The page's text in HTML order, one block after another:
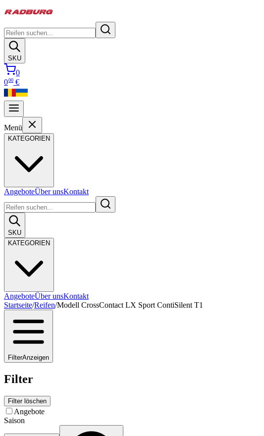
SKU
0
000 €
Menü
KATEGORIEN
AngeboteÜber unsKontakt
SKU
KATEGORIEN
AngeboteÜber unsKontakt
Startseite/Reifen/Modell CrossContact LX Sport ContiSilent T1
FilterAnzeigen
Filter
Filter löschen
Angebote
Saison